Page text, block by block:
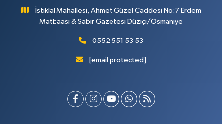
İstiklal Mahallesi, Ahmet Güzel Caddesi No:7 Erdem
Matbaası & Sabır Gazetesi Düziçi/Osmaniye
0552 551 53 53
[email protected]